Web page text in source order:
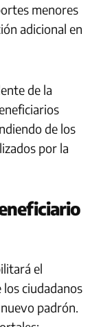
menores
adicional en
de la
de los
por la
el
ciudadanos
padrón.